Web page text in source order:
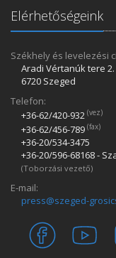
Elérhetőségeink
Székhely és levelezési
Aradi Vértanúk tere 2.
6720 Szeged
Telefon:
+36-62/420­-932 (vez)
+36-62/456­-789 (fax)
+36-20/534­-3475
+36-20/596­-68168 -
(Toborzási vezető)
E-mail:
press@szeged-